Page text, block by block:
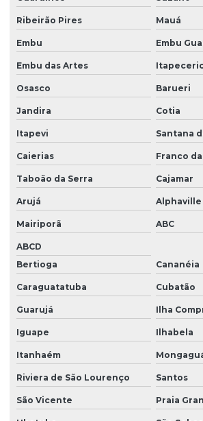
Válvula Esfera 3 Vias
Válvula Esfera 4 Vias
Válvula Esfera Com Atuação Pneumática
Válvula Esfera Com Corpo Bipartido
Válvula Esfera Com Esfera Pendular
Válvula Esfera Com Furação Em L
Válvula Esfera Com Revestimento Contra
Válvula Esfera Com Sede Unilateral
Válvula Esfera De 4 Vias Para Uso Geral
Válvula Esfera De 5 Vias Para Indústria
Válvula Esfera De Aço
Válvula Esfera De Aço Para Mineração
Válvula Esfera De Alta Performance
Válvula Esfera De Flange Ansi B16 5
Ribeirão Pires Mauá
Embu Embu
Embu das Artes
Osasco Barueri
Jandira Cotia
Itapevi Santana
Caierias Franco
Taboão da Serra Cajamar
Arujá Alphaville
Mairiporã ABC
ABCD
Bertioga
Cananéia
Caraguatatuba Cubatão
Guarujá Ilha
Iguape Ilhabela
Itanhaém
Riviera de São Lourenço Santos
São Vicente Praia